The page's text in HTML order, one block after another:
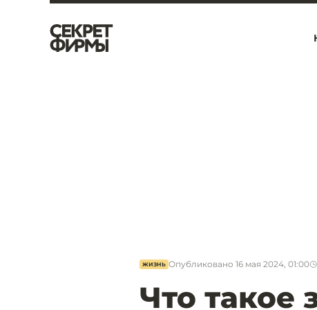
ЖИЗНЬ Опубликовано 16 мая 2024, 01:00
Что такое